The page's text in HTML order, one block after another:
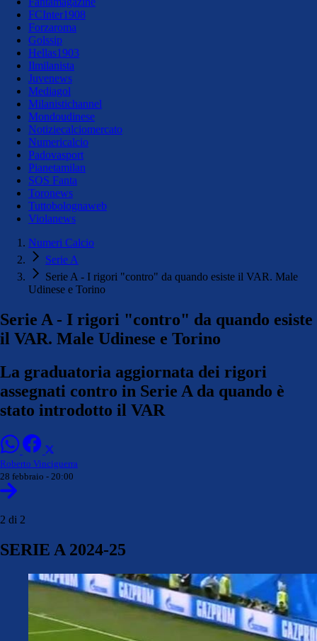
FCInter1908
Forzaroma
Golssip
Hellas1903
Ilmilanista
Juvenews
Mediagol
Milanistichannel
Mondoudinese
Notiziecalciomercato
Numericalcio
Padovasport
Pianetamilan
SOS Fanta
Toronews
Tuttobolognaweb
Violanews
Numeri Calcio
Serie A
Serie A - I rigori "contro" da quando esiste il VAR. Male
Udinese e Torino
Serie A - I rigori "contro" da quando esiste
il VAR. Male Udinese e Torino
La graduatoria aggiornata dei rigori
assegnati contro in Serie A da quando è
stato introdotto il VAR
Roberto Vinciguerra
28 febbraio - 20:00
2 di 2
SERIE A 2024-25